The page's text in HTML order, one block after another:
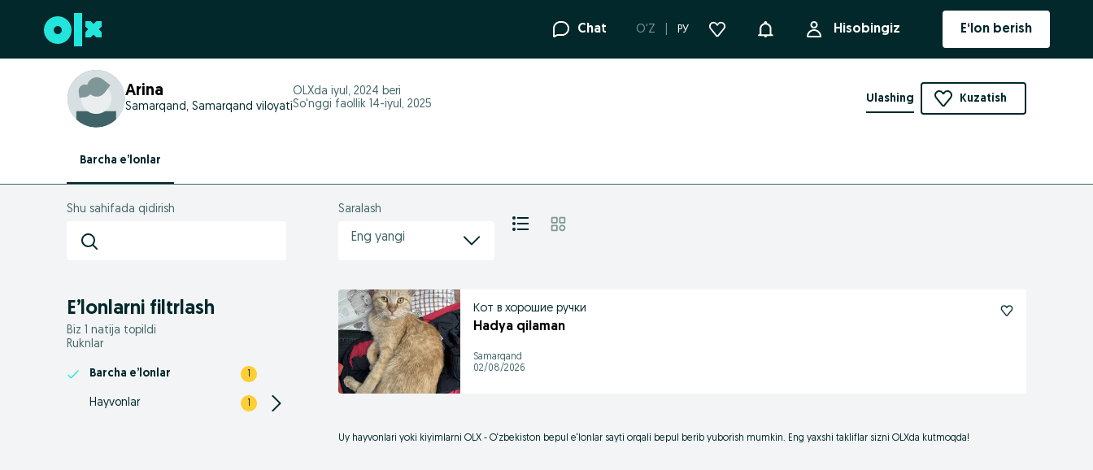
Futerga oʻtish Chat O'Z РУ Bildirishnoma Hisobingiz E‘lon berish
Arina
Samarqand, Samarqand viloyati
OLXda iyul, 2024 beri
So'nggi faollik 14-iyul, 2025
Kuzatish
Ulashing
Barcha e’lonlar
Shu sahifada qidirish
E’lonlarni filtrlash
Biz 1 natija topildi
Ruknlar
Barcha e’lonlar 1
Hayvonlar 1
Saralash
Eng yangi
Кот в хорошие ручки
Hadya qilaman
Samarqand
02/08/2026
Uy hayvonlari yoki kiyimlarni OLX - O‘zbekiston bepul e‘lonlar sayti orqali bepul berib yuborish mumkin. Eng yaxshi takliflar sizni OLXda kutmoqda!